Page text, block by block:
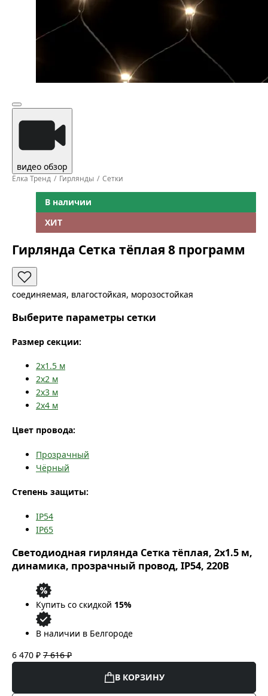
видео обзор
Ёлка Тренд Гирлянды Сетки
В наличии
ХИТ
Гирлянда Сетка тёплая 8 программ
соединяемая, влагостойкая, морозостойкая
Выберите параметры сетки
Размер секции:
2x1.5 м
2x2 м
2x3 м
2x4 м
Цвет провода:
Прозрачный
Чёрный
Степень защиты:
IP54
IP65
Светодиодная гирлянда Сетка тёплая, 2x1.5 м,
динамика, прозрачный провод, IP54, 220В
Купить со скидкой 15%
В наличии в Белгороде
6 470 ₽ 7 616 ₽
В КОРЗИНУ